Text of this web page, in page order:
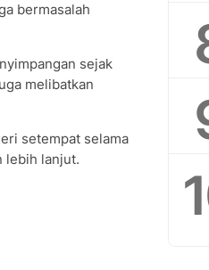
bermasalah
sejak
melibatkan
setempat selama
lebih lanjut.